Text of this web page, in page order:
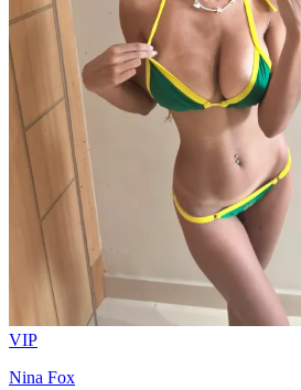
VIP
Nina Fox